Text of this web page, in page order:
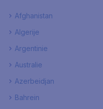
Afghanistan
Algerije
Argentinie
Australie
Azerbeidjan
Bahrein